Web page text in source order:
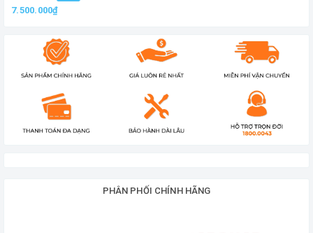
Thông số kỹ thuật
Mã sản phẩm: CS 455
7.500.000₫
PHÂN PHỐI CHÍNH HÃNG